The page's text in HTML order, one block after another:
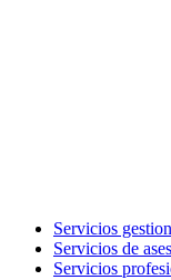
Servicios
Servicios de
Servicios